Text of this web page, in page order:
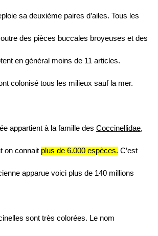
sa deuxième paires d’ailes. Tous les
des pièces buccales broyeuses et des
en général moins de 11 articles.
colonisé tous les milieux sauf la mer.
appartient à la famille des Coccinellidae,
on connait plus de 6.000 espèces. C’est
apparue voici plus de 140 millions
sont très colorées. Le nom